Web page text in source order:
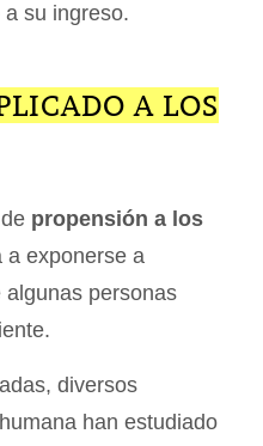
su ingreso.
A LOS
propensión a los
a exponerse a
personas
diversos
han estudiado